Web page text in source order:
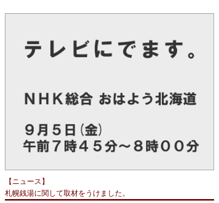
【ニュース】
札幌銭湯に関して取材をうけました。